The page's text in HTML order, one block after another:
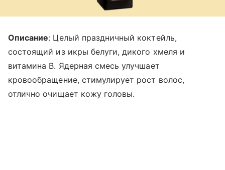
Описание: Целый праздничный коктейль,
состоящий из икры белуги, дикого хмеля и
витамина В. Ядерная смесь улучшает
кровообращение, стимулирует рост волос,
отлично очищает кожу головы.